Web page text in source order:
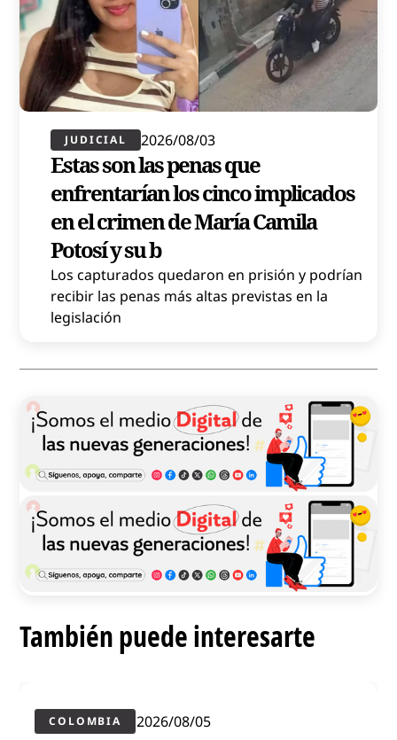
JUDICIAL 2026/08/03
Estas son las penas que
enfrentarían los cinco implicados
en el crimen de María Camila
Potosí y su b
Los capturados quedaron en prisión y podrían
recibir las penas más altas previstas en la
legislación
También puede interesarte
COLOMBIA 2026/08/05